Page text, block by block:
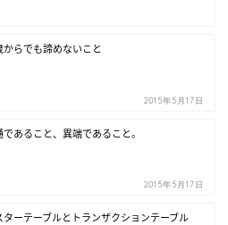
からでも諦めないこと
2015年5月17日
であること、異端であること。
2015年5月17日
ターテーブルとトランザクションテーブル